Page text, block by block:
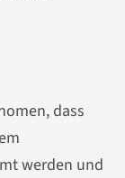
dass
werden und